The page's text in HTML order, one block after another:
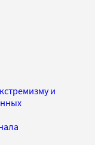
и